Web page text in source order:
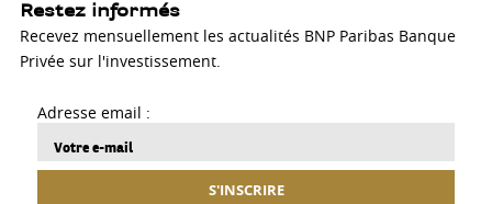
Restez informés
Recevez mensuellement les actualités BNP Paribas Banque
Privée sur l'investissement.
Adresse email :
S'INSCRIRE